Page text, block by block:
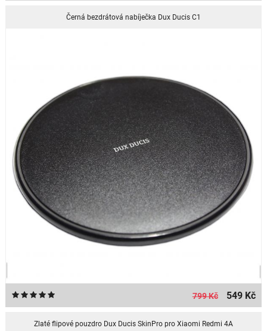
Černá bezdrátová nabíječka Dux Ducis C1
799 Kč 549 Kč
Zlaté flipové pouzdro Dux Ducis SkinPro pro Xiaomi Redmi 4A